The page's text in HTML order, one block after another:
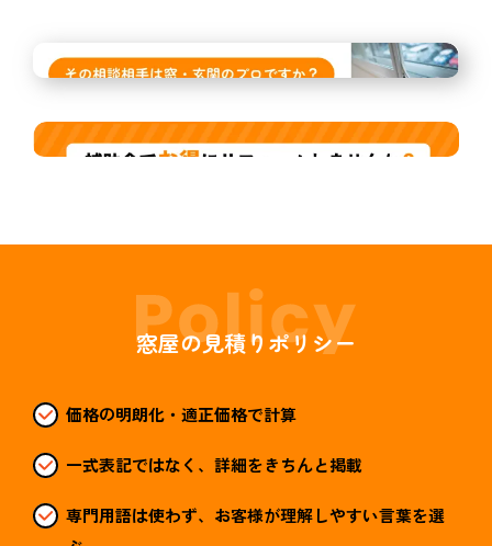
窓屋の見積りポリシー
価格の明朗化・適正価格で計算
一式表記ではなく、詳細をきちんと掲載
専門用語は使わず、お客様が理解しやすい言葉を選